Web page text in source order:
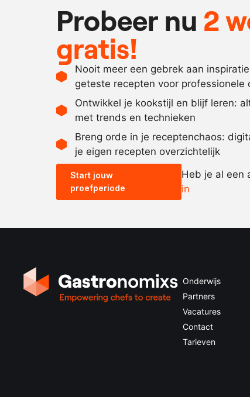
Probeer nu 2
gratis!
Nooit meer een gebrek aan
geteste recepten voor professionele
Ontwikkel je kookstijl en blijf leren:
met trends en technieken
Breng orde in je receptenchaos:
je eigen recepten overzichtelijk
Start jouw
proefperiode
Heb je al een
in
Onderwijs
Partners
Vacatures
Contact
Tarieven